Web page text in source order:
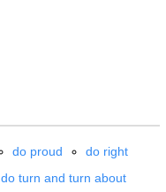
do proud do right
do turn and turn about